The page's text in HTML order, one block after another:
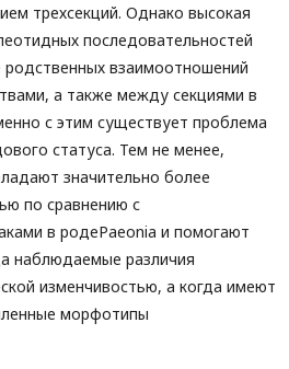
трехсекций. Однако высокая
последовательностей
родственных взаимоотношений
а также между секциями в
с этим существует проблема
статуса. Тем не менее,
значительно более
по сравнению с
в родеPaeonia и помогают
наблюдаемые различия
изменчивостью, а когда имеют
морфотипы